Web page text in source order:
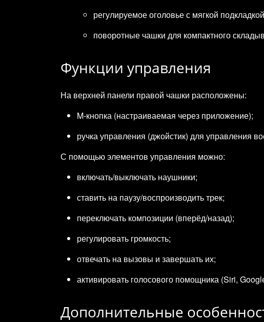
регулируемое оголовье с мягкой
поворотные чашки для компактного
Функции управления
На верхней панели правой чашки расположены:
M‑кнопка (настраиваемая через приложение);
ручка управления (джойстик) для управления
С помощью элементов управления можно:
включать/выключать наушники;
ставить на паузу/воспроизводить трек;
переключать композиции (вперёд/назад);
регулировать громкость;
отвечать на вызовы и завершать их;
активировать голосового помощника (Siri,
Дополнительные